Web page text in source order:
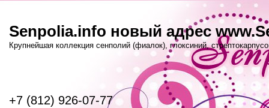
Senpolia.info новый адрес
Крупнейшая коллекция сенполий (фиалок), глоксиний,
+7 (812) 926-07-77